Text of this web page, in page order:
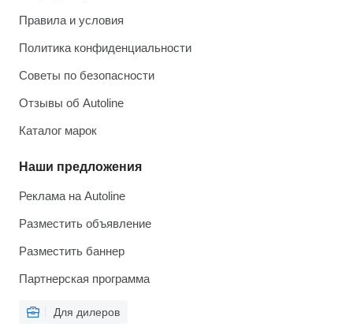
Правила и условия
Политика конфиденциальности
Советы по безопасности
Отзывы об Autoline
Каталог марок
Наши предложения
Реклама на Autoline
Разместить объявление
Разместить баннер
Партнерская программа
Для дилеров